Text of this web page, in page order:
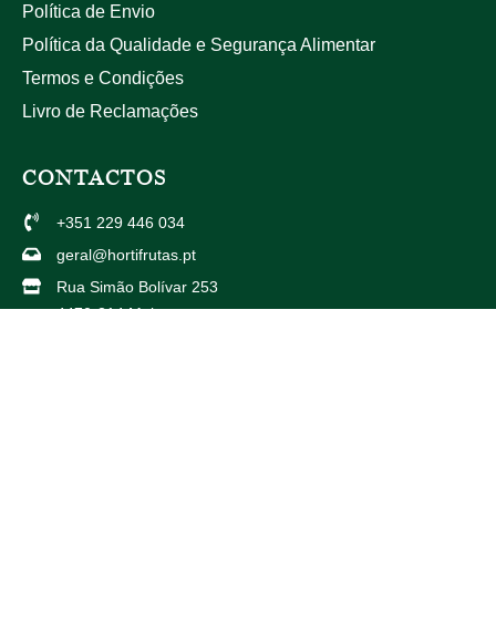
Política de Envio
Política da Qualidade e Segurança Alimentar
Termos e Condições
Livro de Reclamações
CONTACTOS
+351 229 446 034
geral@hortifrutas.pt
Rua Simão Bolívar 253
4470-214 Maia